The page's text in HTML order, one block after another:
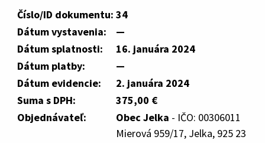
Číslo/ID dokumentu: 34
Dátum vystavenia:
—
Dátum splatnosti:
16. januára 2024
Dátum platby:
—
Dátum evidencie:
2. januára 2024
Suma s DPH:
375,00 €
Objednávateľ:
Obec Jelka - IČO: 00306011
Mierová 959/17, Jelka, 925 23